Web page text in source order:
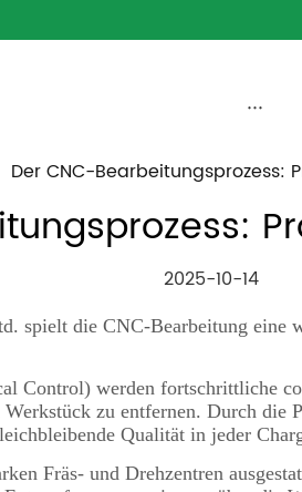
···
Der CNC-Bearbeitungsprozess:
2025-10-14